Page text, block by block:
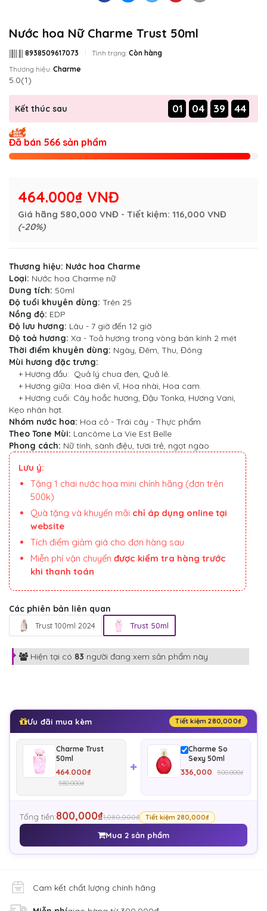
Nước hoa Nữ Charme Trust 50ml
8938509617073 Tình trạng: Còn hàng
Thương hiệu: Charme
5.0(1)
Kết thúc sau 01 04 39 44
Đã bán 566 sản phẩm
464.000₫ VNĐ
Giá hãng 580,000 VNĐ - Tiết kiệm: 116,000 VNĐ
(-20%)
Thương hiệu: Nước hoa Charme
Loại: Nước hoa Charme nữ
Dung tích: 50ml
Độ tuổi khuyên dùng: Trên 25
Nồng độ: EDP
Độ lưu hương: Lâu - 7 giờ đến 12 giờ
Độ toả hương: Xa - Toả hương trong vòng bán kính 2 mét
Thời điểm khuyên dùng: Ngày, Đêm, Thu, Đông
Mùi hương đặc trưng:
+ Hương đầu: Quả lý chua đen, Quả lê.
+ Hương giữa: Hoa diên vĩ, Hoa nhài, Hoa cam.
+ Hương cuối: Cây hoắc hương, Đậu Tonka, Hương Vani,
Kẹo nhân hạt.
Nhóm nước hoa: Hoa cỏ - Trái cây - Thực phẩm
Theo Tone Mùi: Lancôme La Vie Est Belle​
Phong cách: Nữ tính, sành điệu, tươi trẻ, ngọt ngào
Lưu ý:
Tặng 1 chai nước hoa mini chính hãng (đơn trên
500k)
Quà tặng và khuyến mãi chỉ áp dụng online tại
website
Tích điểm giảm giá cho đơn hàng sau
Miễn phí vận chuyển được kiểm tra hàng trước
khi thanh toán
Các phiên bản liên quan
Trust 100ml 2024 Trust 50ml
Hiện tại có 83 người đang xem sản phẩm này
Ưu đãi mua kèm Tiết kiệm 280,000₫
Charme Trust
50ml
464.000₫
580.000₫
Charme So
Sexy 50ml
336,000 500.000₫
Tổng tiền:800,000₫1,080,000₫ Tiết kiệm 280,000₫
Mua 2 sản phẩm
Cam kết chất lượng chính hãng